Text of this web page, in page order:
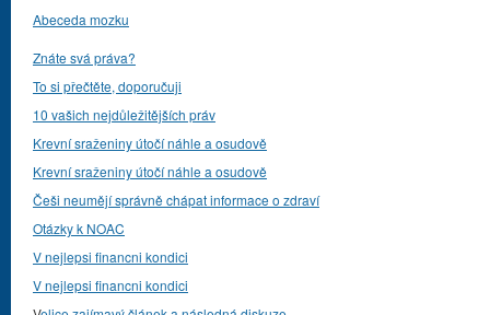
Abeceda mozku
Znáte svá práva?
To si přečtěte, doporučuji
10 vašich nejdůležitějších práv
Krevní sraženiny útočí náhle a osudově
Krevní sraženiny útočí náhle a osudově
Češi neumějí správně chápat informace o zdraví
Otázky k NOAC
V nejlepsi financni kondici
V nejlepsi financni kondici